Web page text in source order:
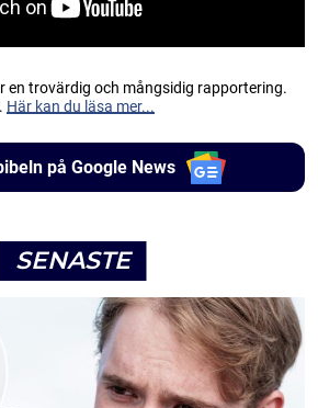
en trovärdig och mångsidig rapportering.
Här kan du läsa mer...
på Google News
SENASTE